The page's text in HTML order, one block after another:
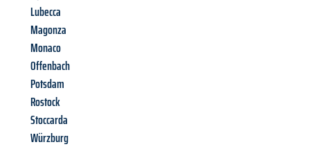
Lubecca
Magonza
Monaco
Offenbach
Potsdam
Rostock
Stoccarda
Würzburg